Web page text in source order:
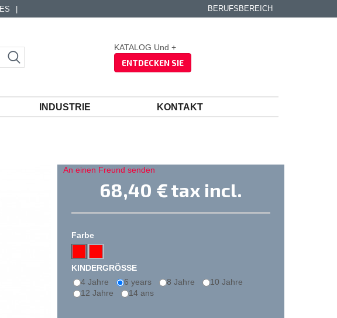
ES BERUFSBEREICH
KATALOG Und +
ENTDECKEN SIE
INDUSTRIE KONTAKT
An einen Freund senden
68,40 €tax incl.
Farbe
KINDERGRÖSSE
4 Jahre
6 years 8 Jahre
10 Jahre
12 Jahre
14 ans